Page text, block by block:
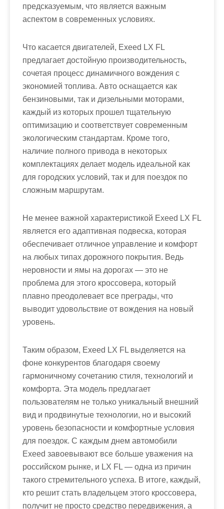
предсказуемым, что является важным
аспектом в современных условиях.
Что касается двигателей, Exeed LX FL
предлагает достойную производительность,
сочетая процесс динамичного вождения с
экономией топлива. Авто оснащается как
бензиновыми, так и дизельными моторами,
каждый из которых прошел тщательную
оптимизацию и соответствует современным
экологическим стандартам. Кроме того,
наличие полного привода в некоторых
комплектациях делает модель идеальной как
для городских условий, так и для поездок по
сложным маршрутам.
Не менее важной характеристикой Exeed LX FL
является его адаптивная подвеска, которая
обеспечивает отличное управление и комфорт
на любых типах дорожного покрытия. Ведь
неровности и ямы на дорогах — это не
проблема для этого кроссовера, который
плавно преодолевает все преграды, что
выводит удовольствие от вождения на новый
уровень.
Таким образом, Exeed LX FL выделяется на
фоне конкурентов благодаря своему
гармоничному сочетанию стиля, технологий и
комфорта. Эта модель предлагает
пользователям не только уникальный внешний
вид и продвинутые технологии, но и высокий
уровень безопасности и комфортные условия
для поездок. С каждым днем автомобили
Exeed завоевывают все больше уважения на
российском рынке, и LX FL — одна из причин
такого стремительного успеха. В итоге, каждый,
кто решит стать владельцем этого кроссовера,
получит не просто средство передвижения, а